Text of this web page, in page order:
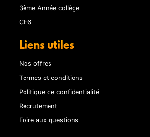
3ème Année collège
CE6
Liens utiles
Nos offres
Termes et conditions
Politique de confidentialité
Recrutement
Foire aux questions